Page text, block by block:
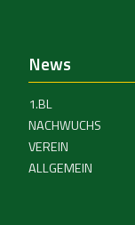
News
1.BL
NACHWUCHS
VEREIN
ALLGEMEIN